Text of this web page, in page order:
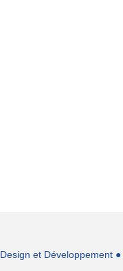
Design et Développement ●